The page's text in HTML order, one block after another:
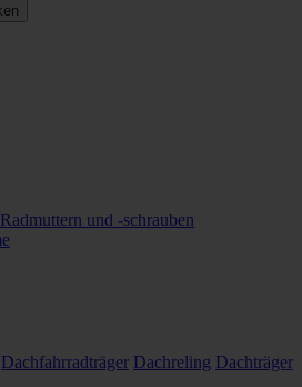
Radmuttern und -schrauben
Dachfahrradträger Dachreling Dachträger